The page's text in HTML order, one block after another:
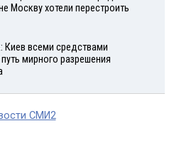
Москву хотели перестроить
Киев всеми средствами
путь мирного разрешения
СМИ2